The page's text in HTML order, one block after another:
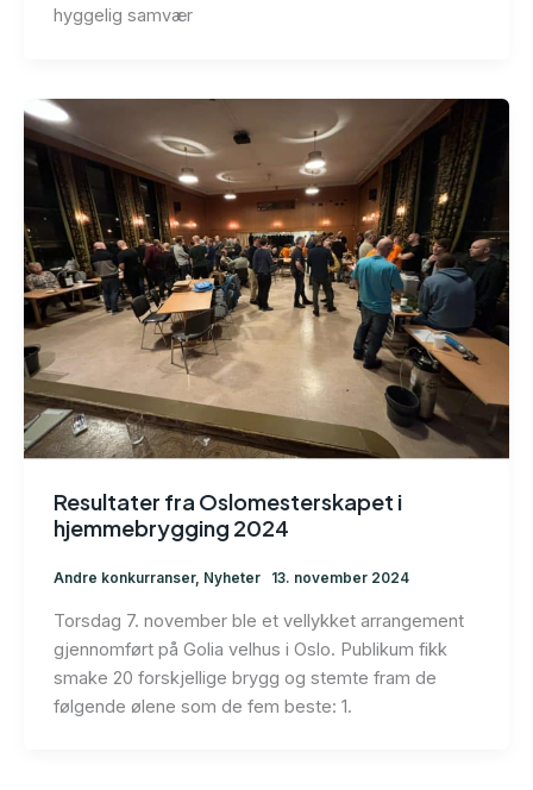
hyggelig samvær
Resultater fra Oslomesterskapet i
hjemmebrygging 2024
Andre konkurranser, Nyheter 13. november 2024
Torsdag 7. november ble et vellykket arrangement
gjennomført på Golia velhus i Oslo. Publikum fikk
smake 20 forskjellige brygg og stemte fram de
følgende ølene som de fem beste: 1.